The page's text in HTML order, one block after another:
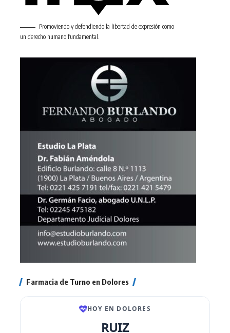
Promoviendo y defendiendo la libertad de expresión como
un derecho humano fundamental.
Farmacia de Turno en Dolores